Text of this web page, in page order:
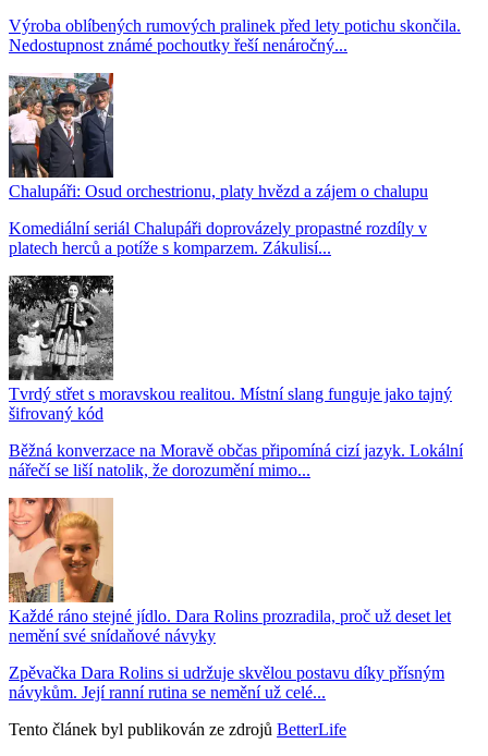
Výroba oblíbených rumových pralinek před lety potichu skončila.
Nedostupnost známé pochoutky řeší nenáročný...
Chalupáři: Osud orchestrionu, platy hvězd a zájem o chalupu
Komediální seriál Chalupáři doprovázely propastné rozdíly v
platech herců a potíže s komparzem. Zákulisí...
Tvrdý střet s moravskou realitou. Místní slang funguje jako tajný
šifrovaný kód
Běžná konverzace na Moravě občas připomíná cizí jazyk. Lokální
nářečí se liší natolik, že dorozumění mimo...
Každé ráno stejné jídlo. Dara Rolins prozradila, proč už deset let
nemění své snídaňové návyky
Zpěvačka Dara Rolins si udržuje skvělou postavu díky přísným
návykům. Její ranní rutina se nemění už celé...
Tento článek byl publikován ze zdrojů BetterLife